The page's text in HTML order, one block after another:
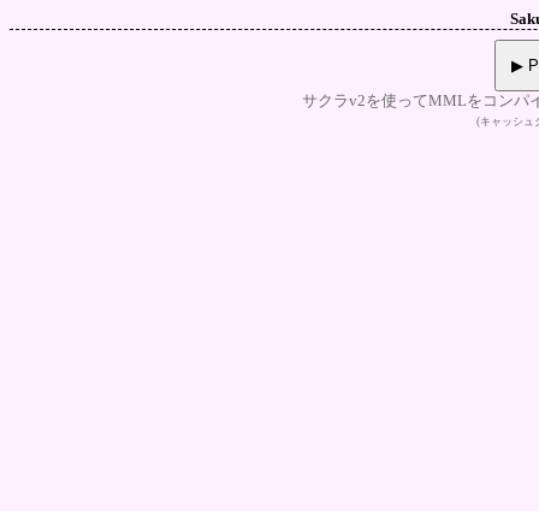
▶
サクラv2を使ってMMLをコンパ
(キャッシュ